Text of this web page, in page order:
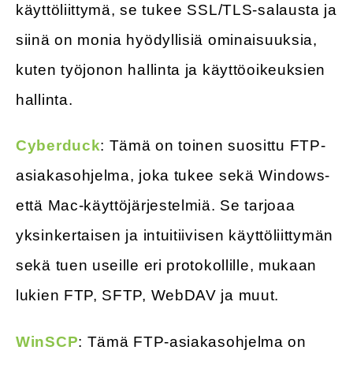
käyttöliittymä, se tukee SSL/TLS-salausta ja
siinä on monia hyödyllisiä ominaisuuksia,
kuten työjonon hallinta ja käyttöoikeuksien
hallinta.
Cyberduck: Tämä on toinen suosittu FTP-
asiakasohjelma, joka tukee sekä Windows-
että Mac-käyttöjärjestelmiä. Se tarjoaa
yksinkertaisen ja intuitiivisen käyttöliittymän
sekä tuen useille eri protokollille, mukaan
lukien FTP, SFTP, WebDAV ja muut.
WinSCP: Tämä FTP-asiakasohjelma on